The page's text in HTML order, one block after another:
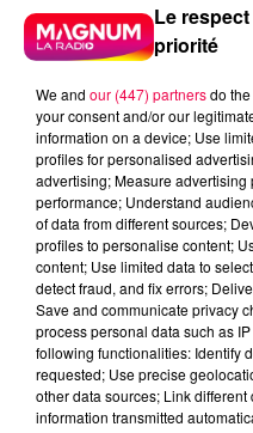
Flash infos
Crédit :Flash infos
Le
priorité
We and our (447) partnersdo
your consent and/or our
information on a device; Use
profiles for personalised
advertising; Measure
performance; Understand
of data from different sources;
profiles to personalise content;
content; Use limited data to
detect fraud, and fix errors;
Save and communicate privacy
process personal data such as
following functionalities: Identify
requested; Use precise
other data sources; Link
information transmitted